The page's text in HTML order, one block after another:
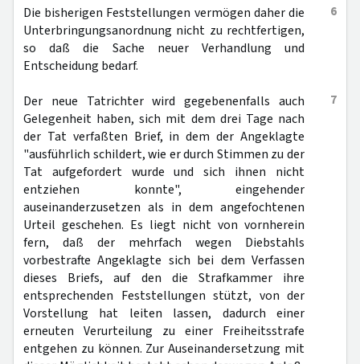
6
Die bisherigen Feststellungen vermögen daher die
Unterbringungsanordnung nicht zu rechtfertigen,
so daß die Sache neuer Verhandlung und
Entscheidung bedarf.
7
Der neue Tatrichter wird gegebenenfalls auch
Gelegenheit haben, sich mit dem drei Tage nach
der Tat verfaßten Brief, in dem der Angeklagte
"ausführlich schildert, wie er durch Stimmen zu der
Tat aufgefordert wurde und sich ihnen nicht
entziehen konnte", eingehender
auseinanderzusetzen als in dem angefochtenen
Urteil geschehen. Es liegt nicht von vornherein
fern, daß der mehrfach wegen Diebstahls
vorbestrafte Angeklagte sich bei dem Verfassen
dieses Briefs, auf den die Strafkammer ihre
entsprechenden Feststellungen stützt, von der
Vorstellung hat leiten lassen, dadurch einer
erneuten Verurteilung zu einer Freiheitsstrafe
entgehen zu können. Zur Auseinandersetzung mit